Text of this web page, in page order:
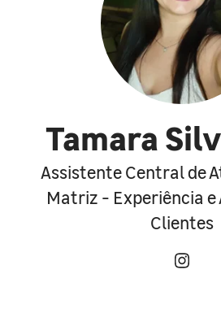
Tamara
Assistente Central de
Matriz - Experiência
Clientes